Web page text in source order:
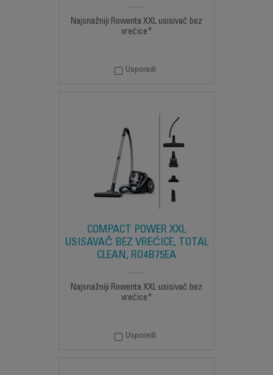
Najsnažniji Rowenta XXL usisivač bez
vrećice*
Usporedi
COMPACT POWER XXL
USISAVAČ BEZ VREĆICE, TOTAL
CLEAN, RO4B75EA
Najsnažniji Rowenta XXL usisivač bez
vrećice*
Usporedi